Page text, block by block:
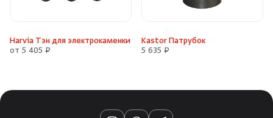
Harvia Тэн для электрокаменки
от 5 405 ₽
Kastor Патрубок
5 635 ₽